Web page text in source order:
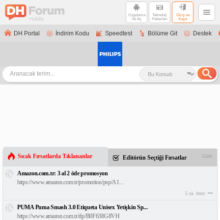
Uygulama
ile Aç
Teknoloji
Haberleri
Giriş ve
Kayıt
DH Portal İndirim Kodu Speedtest Bölüme Git Destek
Sıcak Fırsatlarda Tıklananlar Editörün Seçtiği Fırsatlar Gizle
Amazon.com.tr: 3 al 2 öde promosyon
https://www.amazon.com.tr/promotion/psp/A1...
5 sa. önce
PUMA Puma Smash 3.0 Etiqueta Unisex Yetişkin Sp...
https://www.amazon.com.tr/dp/B0F638G8VH